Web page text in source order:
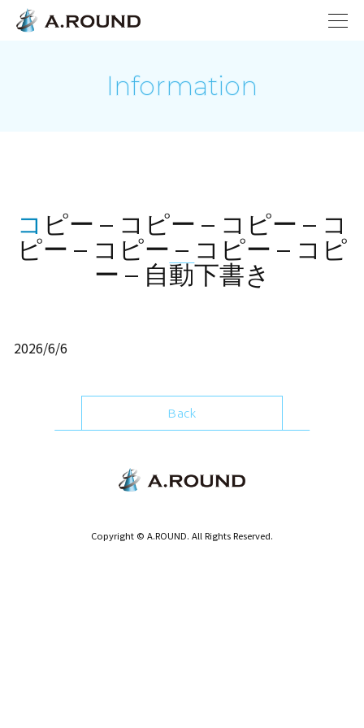
Information
コピー – コピー – コピー – コ
ピー – コピー – コピー – コピ
ー – 自動下書き
2026/6/6
Back
Copyright © A.ROUND. All Rights Reserved.